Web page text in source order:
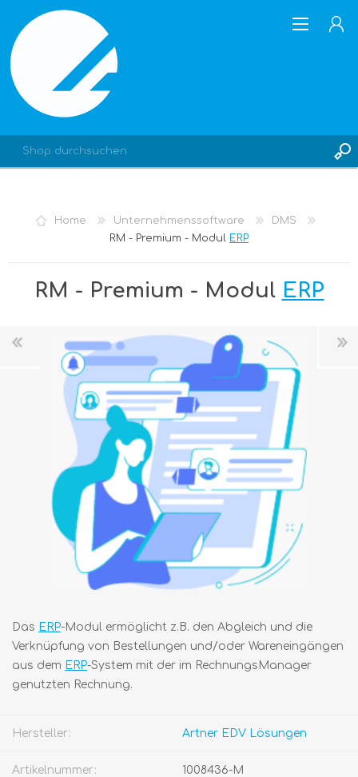
REGISTRIERUNG
Home Unternehmenssoftware
DMS
RM - Premium - Modul ERP
RM - Premium - Modul ERP
Das ERP-Modul ermöglicht z.B. den Abgleich und die
Verknüpfung von Bestellungen und/oder Wareneingängen
aus dem ERP-System mit der im RechnungsManager
genutzten Rechnung.
Hersteller: Artner EDV Lösungen
Artikelnummer: 1008436-M